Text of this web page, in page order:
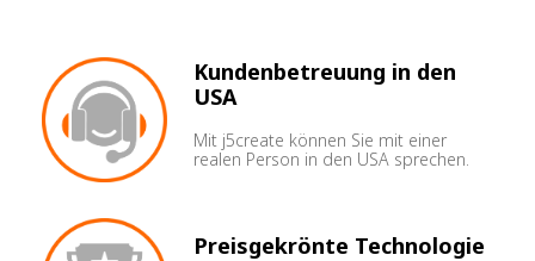
Kundenbetreuung in den
USA
Mit j5create können Sie mit einer
realen Person in den USA sprechen.
Preisgekrönte Technologie